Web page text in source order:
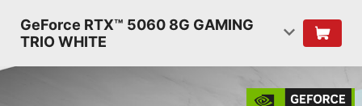
GeForce RTX™ 5060 8G GAMING
TRIO WHITE